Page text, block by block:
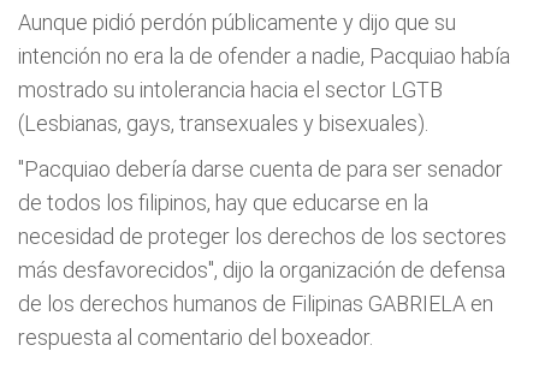
Aunque pidió perdón públicamente y dijo que su
intención no era la de ofender a nadie, Pacquiao había
mostrado su intolerancia hacia el sector LGTB
(Lesbianas, gays, transexuales y bisexuales).
"Pacquiao debería darse cuenta de para ser senador
de todos los filipinos, hay que educarse en la
necesidad de proteger los derechos de los sectores
más desfavorecidos", dijo la organización de defensa
de los derechos humanos de Filipinas GABRIELA en
respuesta al comentario del boxeador.